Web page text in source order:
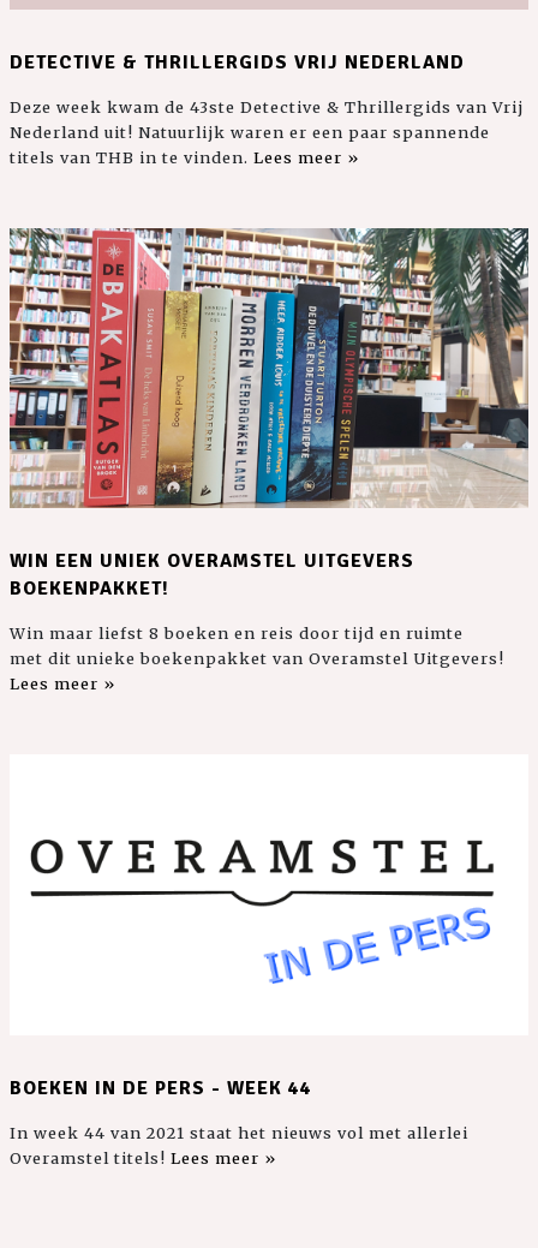
DETECTIVE & THRILLERGIDS VRIJ NEDERLAND
Deze week kwam de 43ste Detective & Thrillergids van Vrij
Nederland uit! Natuurlijk waren er een paar spannende
titels van THB in te vinden. Lees meer »
WIN EEN UNIEK OVERAMSTEL UITGEVERS
BOEKENPAKKET!
Win maar liefst 8 boeken en reis door tijd en ruimte
met dit unieke boekenpakket van Overamstel Uitgevers!
Lees meer »
BOEKEN IN DE PERS - WEEK 44
In week 44 van 2021 staat het nieuws vol met allerlei
Overamstel titels! Lees meer »